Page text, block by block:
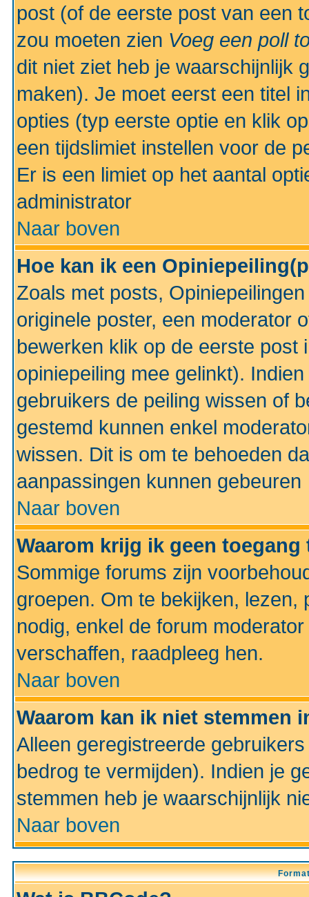
post (of de eerste post van een
zou moeten zien Voeg een poll
dit niet ziet heb je waarschijnlijk
maken). Je moet eerst een titel
opties (typ eerste optie en klik
een tijdslimiet instellen voor de
Er is een limiet op het aantal
administrator
Naar boven
Hoe kan ik een
Zoals met posts,
originele poster, een moderator
bewerken klik op de eerste post
opiniepeiling mee gelinkt).
gebruikers de peiling wissen of
gestemd kunnen enkel
wissen. Dit is om te behoeden
aanpassingen kunnen gebeuren
Naar boven
Waarom krijg ik geen
Sommige forums zijn
groepen. Om te bekijken, lezen,
nodig, enkel de forum
verschaffen, raadpleeg hen.
Naar boven
Waarom kan ik niet stemmen
Alleen geregistreerde
bedrog te vermijden). Indien je
stemmen heb je waarschijnlijk
Naar boven